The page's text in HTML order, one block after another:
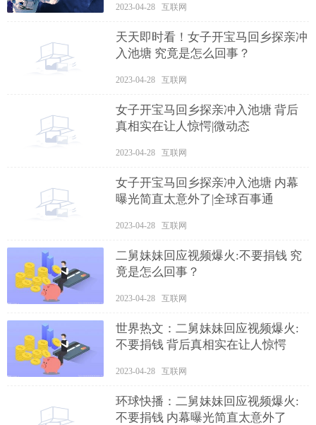
2023-04-28 互联网
天天即时看！女子开宝马回乡探亲冲
入池塘 究竟是怎么回事？
2023-04-28 互联网
女子开宝马回乡探亲冲入池塘 背后
真相实在让人惊愕|微动态
2023-04-28 互联网
女子开宝马回乡探亲冲入池塘 内幕
曝光简直太意外了|全球百事通
2023-04-28 互联网
二舅妹妹回应视频爆火:不要捐钱 究
竟是怎么回事？
2023-04-28 互联网
世界热文：二舅妹妹回应视频爆火:
不要捐钱 背后真相实在让人惊愕
2023-04-28 互联网
环球快播：二舅妹妹回应视频爆火:
不要捐钱 内幕曝光简直太意外了